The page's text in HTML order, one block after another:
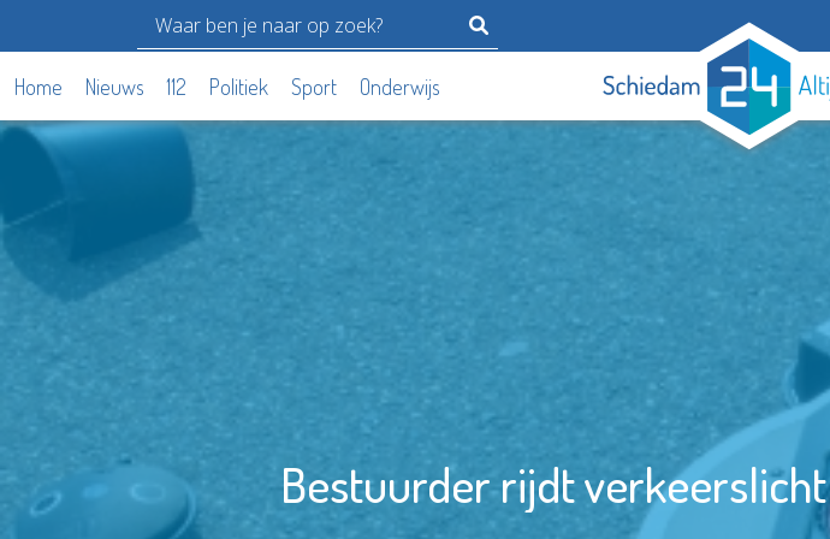
Home Nieuws 112 Politiek Sport Onderwijs
Bestuurder rijdt